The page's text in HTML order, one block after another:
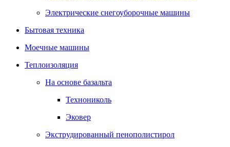
Электрические снегоуборочные машины
Бытовая техника
Моечные машины
Теплоизоляция
На основе базальта
Технониколь
Эковер
Экструдированный пенополистирол